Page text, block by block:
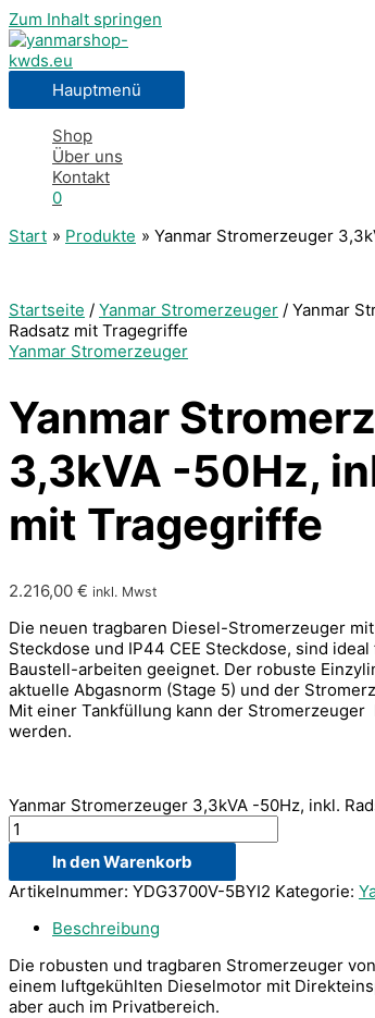
Zum Inhalt springen
Hauptmenü
Shop
Über uns
Kontakt
0
Start
Produkte Yanmar Stromerzeuger
Startseite / Yanmar Stromerzeuger / Yanmar
Radsatz mit Tragegriffe
Yanmar Stromerzeuger
Yanmar
3,3kVA -50Hz,
mit Tragegriffe
2.216,00 € inkl. Mwst
Die neuen tragbaren Diesel-Stromerzeuger
Steckdose und IP44 CEE Steckdose, sind
Baustell-arbeiten geeignet. Der robuste
aktuelle Abgasnorm (Stage 5) und der
Mit einer Tankfüllung kann der Stromerzeuger
werden.
Yanmar Stromerzeuger 3,3kVA -50Hz, inkl.
In den Warenkorb
Artikelnummer: YDG3700V-5BYI2 Kategorie:
Beschreibung
Die robusten und tragbaren Stromerzeuger
einem luftgekühlten Dieselmotor mit
aber auch im Privatbereich.